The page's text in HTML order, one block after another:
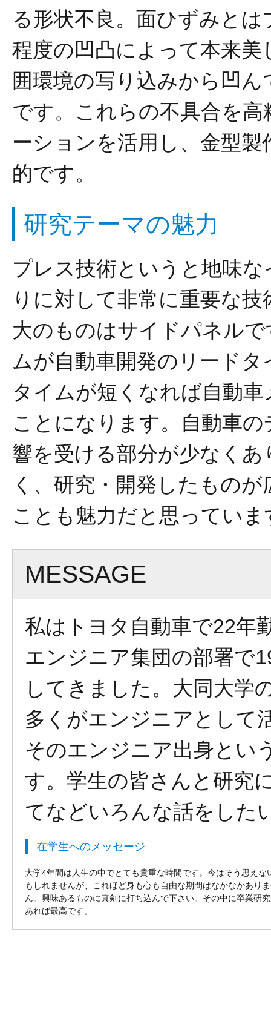
る形状不良。面ひずみと
程度の凹凸によって本来
囲環境の写り込みから凹
です。これらの不具合を
ーションを活用し、金型
的です。
研究テーマの魅力
プレス技術というと地味
りに対して非常に重要な
大のものはサイドパネル
ムが自動車開発のリード
タイムが短くなれば自動
ことになります。自動車
響を受ける部分が少なく
く、研究・開発したもの
ことも魅力だと思っていま
MESSAGE
私はトヨタ自動車で22年
エンジニア集団の部署で
してきました。大同大学
多くがエンジニアとして
そのエンジニア出身とい
す。学生の皆さんと研究
てなどいろんな話をした
在学生へのメッセージ
大学4年間は人生の中でとても貴重な時間です。今はそう思えな
もしれませんが、これほど身も心も自由な期間はなかなかあり
ん。興味あるものに真剣に打ち込んで下さい。その中に卒業研
あれば最高です。